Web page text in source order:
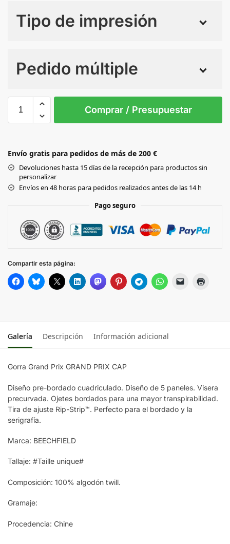
Tipo de impresión
Pedido múltiple
BLACK/DAMIER WHITE
CLASSIC RED/DAMIER BLACK
BLACK/LIME GREEN
BLACK/YELLOW
Comprar / Presupuestar
Envío gratis para pedidos de más de 200 €
Devoluciones hasta 15 días de la recepción para productos sin
personalizar
Envíos en 48 horas para pedidos realizados antes de las 14 h
Pago seguro
Compartir esta página:
Galería Descripción Información adicional
Gorra Grand Prix GRAND PRIX CAP
Diseño pre-bordado cuadriculado. Diseño de 5 paneles. Visera
precurvada. Ojetes bordados para una mayor transpirabilidad.
Tira de ajuste Rip-Strip™. Perfecto para el bordado y la
serigrafía.
Marca: BEECHFIELD
Tallaje: #Taille unique#
Composición: 100% algodón twill.
Gramaje:
Procedencia: Chine